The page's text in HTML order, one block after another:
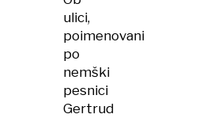
ulici,
poimenovani
po
nemški
pesnici
Gertrud